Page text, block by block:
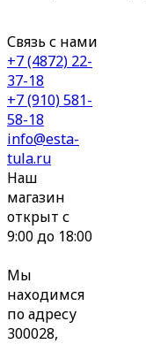
Связь с нами
+7 (4872) 22-
37-18
+7 (910) 581-
58-18
info@esta-
tula.ru
Наш
магазин
открыт с
9:00 до 18:00
Мы
находимся
по адресу
300028,